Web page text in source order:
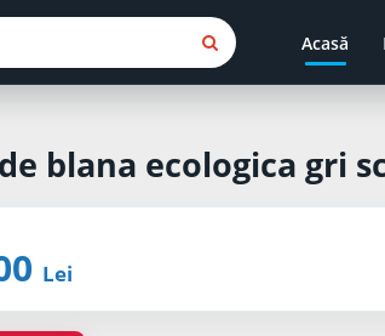
Acasă
blana ecologica gri
Lei